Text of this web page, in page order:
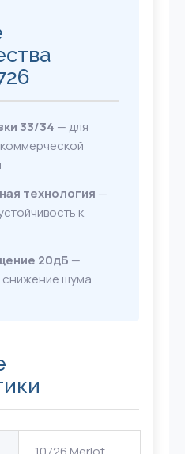
33/34 — для
технология —
к
20дБ —
шума